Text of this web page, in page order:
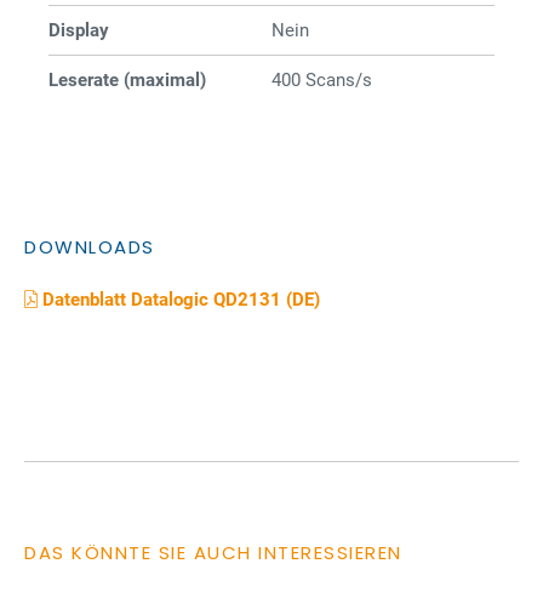
Display Nein
Leserate (maximal) 400 Scans/s
DOWNLOADS
Datenblatt Datalogic QD2131 (DE)
DAS KÖNNTE SIE AUCH INTERESSIEREN